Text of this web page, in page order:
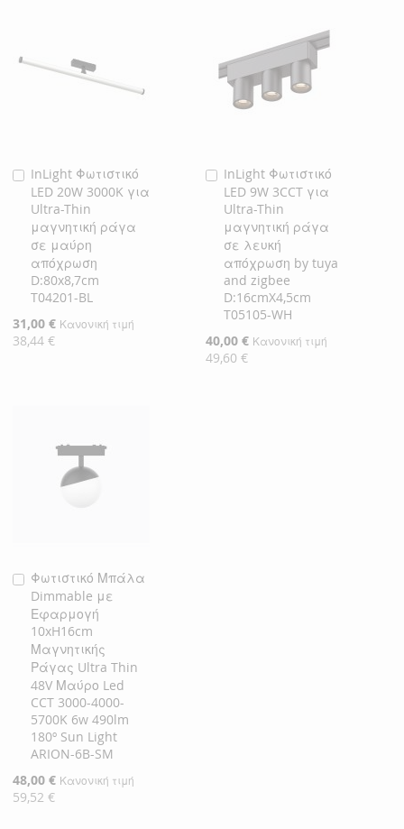
InLight Φωτιστικό
LED 20W 3000K για
Ultra-Thin
μαγνητική ράγα
σε μαύρη
απόχρωση
D:80x8,7cm
T04201-BL
Ειδική
Τιμή
31,00 € Κανονική τιμή
38,44 €
Προσθήκη
στο
Καλάθι
InLight Φωτιστικό
LED 9W 3CCT για
Ultra-Thin
μαγνητική ράγα
σε λευκή
απόχρωση by tuya
and zigbee
D:16cmX4,5cm
T05105-WH
Ειδική
Τιμή
40,00 € Κανονική τιμή
49,60 €
Προσθήκη
στο
Καλάθι
Φωτιστικό Μπάλα
Dimmable με
Εφαρμογή
10xH16cm
Μαγνητικής
Ράγας Ultra Thin
48V Μαύρο Led
CCT 3000-4000-
5700K 6w 490lm
180º Sun Light
ARION-6B-SM
Ειδική
Τιμή
48,00 € Κανονική τιμή
59,52 €
Προσθήκη
στο
Καλάθι